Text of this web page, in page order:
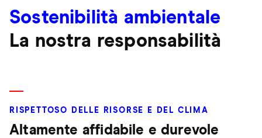
Sostenibilità ambientale
La nostra responsabilità
RISPETTOSO DELLE RISORSE E DEL CLIMA
Altamente affidabile e durevole